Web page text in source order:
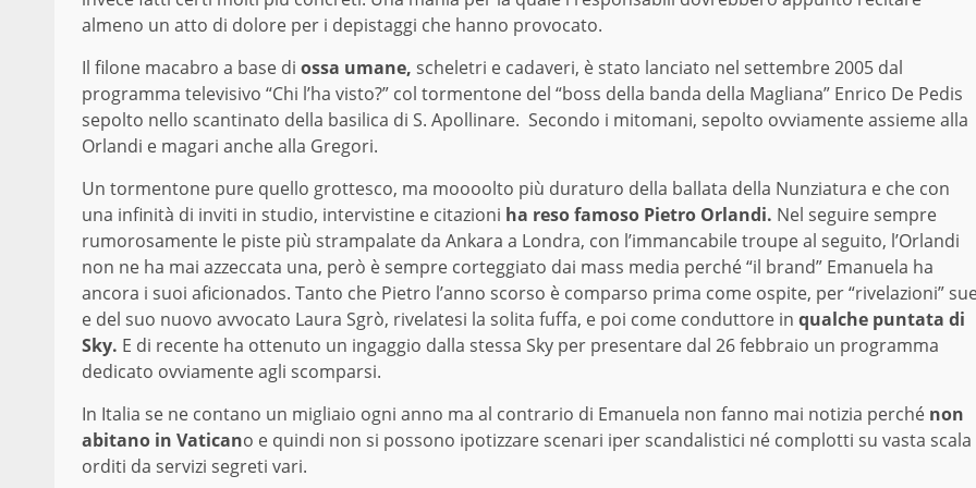
almeno un atto di dolore per i depistaggi che hanno provocato.
Il filone macabro a base di ossa umane, scheletri e cadaveri, è stato lanciato nel settembre 2005 dal
programma televisivo “Chi l’ha visto?” col tormentone del “boss della banda della Magliana” Enrico De Pedis
sepolto nello scantinato della basilica di S. Apollinare. Secondo i mitomani, sepolto ovviamente assieme alla
Orlandi e magari anche alla Gregori.
Un tormentone pure quello grottesco, ma moooolto più duraturo della ballata della Nunziatura e che con
una infinità di inviti in studio, intervistine e citazioni ha reso famoso Pietro Orlandi. Nel seguire sempre
rumorosamente le piste più strampalate da Ankara a Londra, con l’immancabile troupe al seguito, l’Orlandi
non ne ha mai azzeccata una, però è sempre corteggiato dai mass media perché “il brand” Emanuela ha
ancora i suoi aficionados. Tanto che Pietro l’anno scorso è comparso prima come ospite, per “rivelazioni”
e del suo nuovo avvocato Laura Sgrò, rivelatesi la solita fuffa, e poi come conduttore in qualche puntata di
Sky. E di recente ha ottenuto un ingaggio dalla stessa Sky per presentare dal 26 febbraio un programma
dedicato ovviamente agli scomparsi.
In Italia se ne contano un migliaio ogni anno ma al contrario di Emanuela non fanno mai notizia perché non
abitano in Vaticano e quindi non si possono ipotizzare scenari iper scandalistici né complotti su vasta scala
orditi da servizi segreti vari.